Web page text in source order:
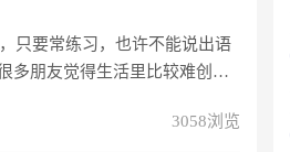
只要常练习，也许不能说出语
多朋友觉得生活里比较难创造
3058浏览